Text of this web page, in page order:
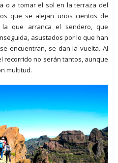
o a tomar el sol en la terraza del
que se alejan unos cientos de
que arranca el sendero, que
asustados por lo que han
encuentran, se dan la vuelta. Al
recorrido no serán tantos, aunque
multitud.